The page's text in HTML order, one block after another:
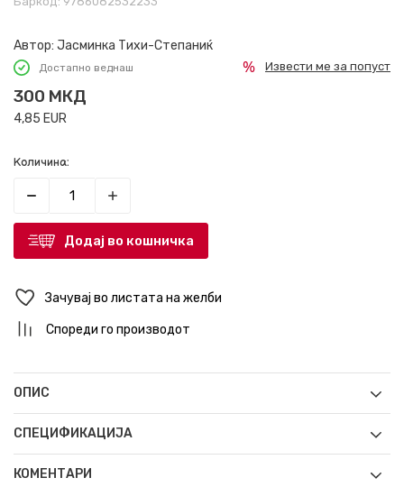
Автор: Јасминка Тихи-Степаниќ
Достапно веднаш
300 МКД
4,85 EUR
Извести ме за попуст
Количина:
Додај во кошничка
Зачувај во листата на желби
Спореди го производот
ОПИС
СПЕЦИФИКАЦИЈА
КОМЕНТАРИ